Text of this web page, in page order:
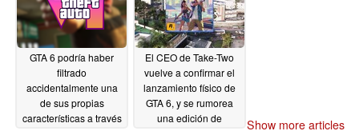
GTA 6 podría haber
filtrado
accidentalmente una
de sus propias
características a través
El CEO de Take-Two
vuelve a confirmar el
lanzamiento físico de
GTA 6, y se rumorea
una edición de
Show more articles